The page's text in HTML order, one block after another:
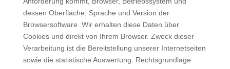
dessen Oberfläche, Sprache und Version der
Browsersoftware. Wir erhalten diese Daten über
Cookies und direkt von Ihrem Browser. Zweck dieser
Verarbeitung ist die Bereitstellung unserer Internetseiten
sowie die statistische Auswertung. Rechtsgrundlage